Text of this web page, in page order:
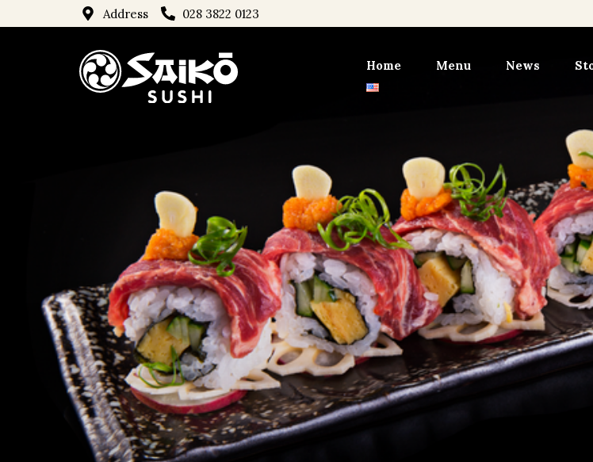
Address 028 3822 0123
Home Menu News